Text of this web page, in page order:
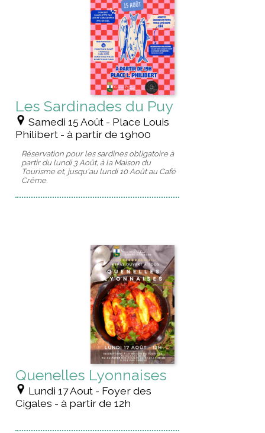
Les Sardinades du Puy
Samedi 15 Août - Place Louis
Philibert - à partir de 19h00
Réservation pour les sardines obligatoire à
partir du lundi 3 Août, à la Maison du
Tourisme et, jusqu'au lundi 10 Août au Café
Crême.
Quenelles Lyonnaises
Lundi 17 Aout - Foyer des
Cigales - à partir de 12h